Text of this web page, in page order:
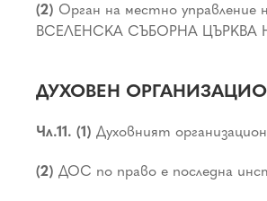
(2) Орган на местно
ВСЕЛЕНСКА СЪБОРНА ЦЪРКВА
ДУХОВЕН
Чл.11. (1) Духовният
(2) ДОС по право е последна